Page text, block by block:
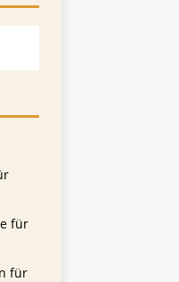
für
für